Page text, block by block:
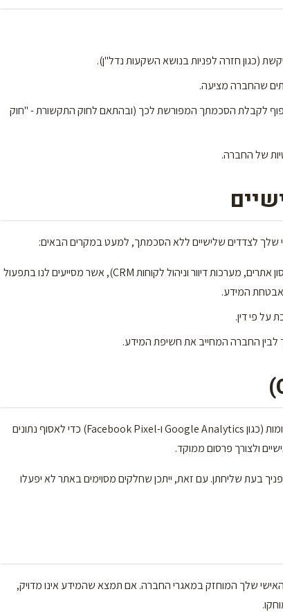
(כגון חזרה לפניות בנושא השקעות נדל"ן).
שהחברה מציעה.
בכפוף לקבלת הסכמתך המפורשת לכך (ובהתאם לחוק התקשורת - "חוק
של החברה.
שלך לצדדים שלישיים ללא הסכמתך, למעט במקרים הבאים:
ספקי שירות וצדדים שלישיים הפועלים מטעמנו (כגון שירותי אחסון אתרים, מערכות דיוור וניהול לקוחות CRM), אשר מסייעים לנו בתפעול
המידע.
על פי דין.
החברה המחייב את חשיפת המידע.
האתר עשוי להשתמש ב"עוגיות" (Cookies) ובטכנולוגיות מעקב דומות (כגון Google Analytics ו-Facebook Pixel) כדי לאסוף נתונים
ולצורך פרסום ממוקד.
בעת שליחתן. עם זאת, ייתכן שחלקים מסוימים באתר לא יפעלו
הנך זכאי לעיין במידע האישי שלך המוחזק במאגרי החברה. אם תמצא שהמידע אינו מדויק,